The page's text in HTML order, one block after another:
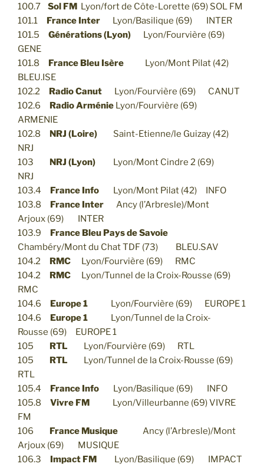
100.7 Sol FM Lyon/fort de Côte-Lorette (69) SOL FM
101.1 France Inter Lyon/Basilique (69) INTER
101.5 Générations (Lyon) Lyon/Fourvière (69)
GENE
101.8 France Bleu Isère Lyon/Mont Pilat (42)
BLEU.ISE
102.2 Radio Canut Lyon/Fourvière (69) CANUT
102.6 Radio Arménie Lyon/Fourvière (69)
ARMENIE
102.8 NRJ (Loire) Saint-Etienne/le Guizay (42)
NRJ
103 NRJ (Lyon) Lyon/Mont Cindre 2 (69)
NRJ
103.4 France Info Lyon/Mont Pilat (42) INFO
103.8 France Inter Ancy (l’Arbresle)/Mont
Arjoux (69) INTER
103.9 France Bleu Pays de Savoie
Chambéry/Mont du Chat TDF (73) BLEU.SAV
104.2 RMC Lyon/Fourvière (69) RMC
104.2 RMC Lyon/Tunnel de la Croix-Rousse (69)
RMC
104.6 Europe 1 Lyon/Fourvière (69) EUROPE 1
104.6 Europe 1 Lyon/Tunnel de la Croix-
Rousse (69) EUROPE 1
105 RTL Lyon/Fourvière (69) RTL
105 RTL Lyon/Tunnel de la Croix-Rousse (69)
RTL
105.4 France Info Lyon/Basilique (69) INFO
105.8 Vivre FM Lyon/Villeurbanne (69) VIVRE
FM
106 France Musique Ancy (l’Arbresle)/Mont
Arjoux (69) MUSIQUE
106.3 Impact FM Lyon/Basilique (69) IMPACT